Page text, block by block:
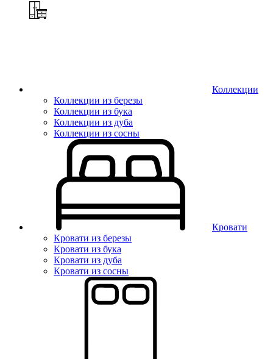
Коллекции
Коллекции из березы
Коллекции из бука
Коллекции из дуба
Коллекции из сосны
Кровати
Кровати из березы
Кровати из бука
Кровати из дуба
Кровати из сосны